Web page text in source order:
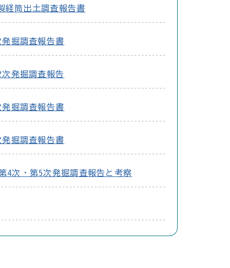
筒出土調査報告書
掘調査報告書
発掘調査報告
掘調査報告書
掘調査報告書
4次・第5次発掘調査報告と考察